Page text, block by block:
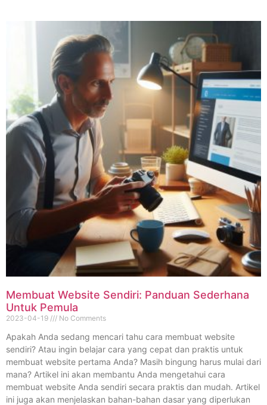
Membuat Website Sendiri: Panduan Sederhana
Untuk Pemula
2023-04-19 No Comments
Apakah Anda sedang mencari tahu cara membuat website
sendiri? Atau ingin belajar cara yang cepat dan praktis untuk
membuat website pertama Anda? Masih bingung harus mulai dari
mana? Artikel ini akan membantu Anda mengetahui cara
membuat website Anda sendiri secara praktis dan mudah. Artikel
ini juga akan menjelaskan bahan-bahan dasar yang diperlukan